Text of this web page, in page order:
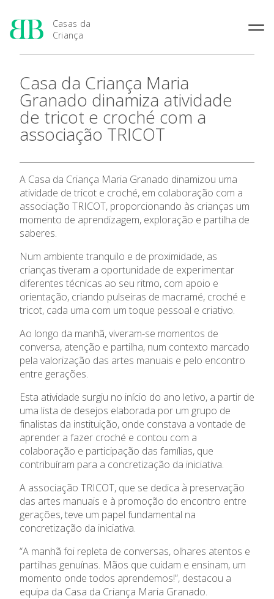
Casas da
Criança
Apresentação
Criança
Pensamento Pedagógico de
Bissaya Barreto
Natureza e fins pedagógicos
das Casas da Criança
Joaquina Barreto Rosa
Maria do Resgate Salazar
Maria Rita Patrocínio Costa
S. Julião
Maria Granado
Admissão
Admissão
Período de Inscrição
Candidatura
Renovação da Matrícula
Contactos
Notícias
Casa da Criança Maria
Granado dinamiza atividade
de tricot e croché com a
associação TRICOT
A Casa da Criança Maria Granado dinamizou uma
atividade de tricot e croché, em colaboração com a
associação TRICOT, proporcionando às crianças um
momento de aprendizagem, exploração e partilha de
saberes.
Num ambiente tranquilo e de proximidade, as
crianças tiveram a oportunidade de experimentar
diferentes técnicas ao seu ritmo, com apoio e
orientação, criando pulseiras de macramé, croché e
tricot, cada uma com um toque pessoal e criativo.
Ao longo da manhã, viveram-se momentos de
conversa, atenção e partilha, num contexto marcado
pela valorização das artes manuais e pelo encontro
entre gerações.
Esta atividade surgiu no início do ano letivo, a partir de
uma lista de desejos elaborada por um grupo de
finalistas da instituição, onde constava a vontade de
aprender a fazer croché e contou com a
colaboração e participação das famílias, que
contribuíram para a concretização da iniciativa.
A associação TRICOT, que se dedica à preservação
das artes manuais e à promoção do encontro entre
gerações, teve um papel fundamental na
concretização da iniciativa.
“A manhã foi repleta de conversas, olhares atentos e
partilhas genuínas. Mãos que cuidam e ensinam, um
momento onde todos aprendemos!”, destacou a
equipa da Casa da Criança Maria Granado.